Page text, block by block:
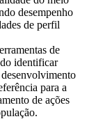
desempenho
de perfil
de
identificar
para a
de ações